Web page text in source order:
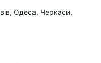
Одеса, Черкаси,